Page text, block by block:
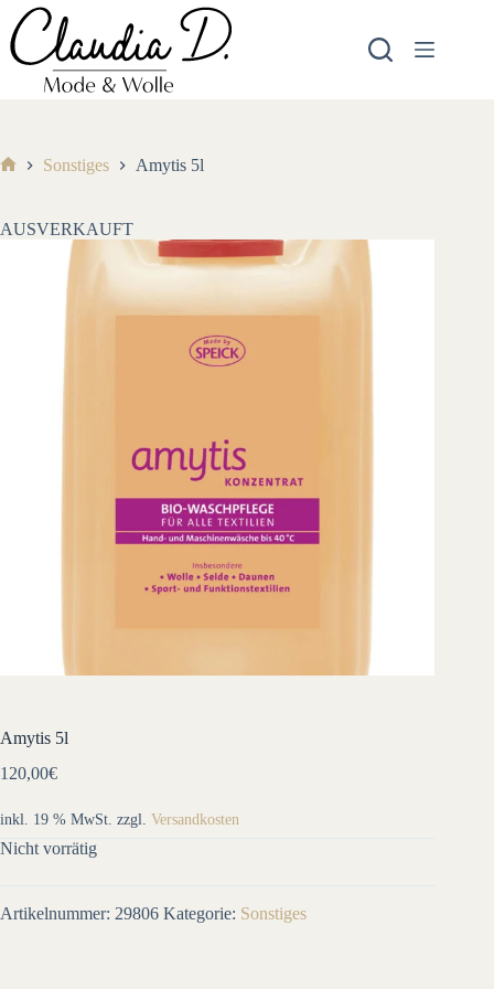
Zum
Inhalt
springen
Sonstiges Amytis 5l
AUSVERKAUFT
Amytis 5l
120,00€
inkl. 19 % MwSt. zzgl. Versandkosten
Nicht vorrätig
Artikelnummer: 29806 Kategorie: Sonstiges